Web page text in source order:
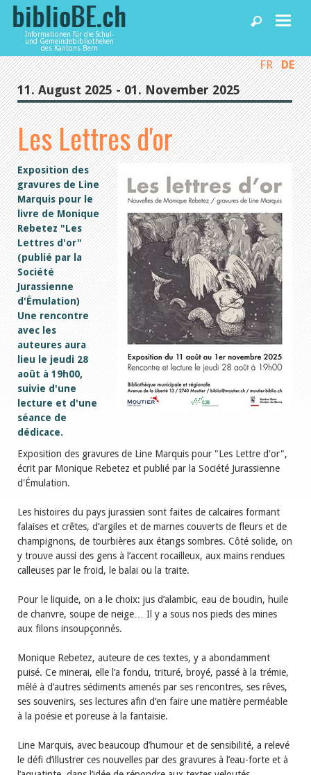
Informationen für die Schul-
und Gemeindebibliotheken
des Kantons Bern
Home
News und Fachbeiträge
Bibliotheken
Agenda
Dienstleistungen
biblioBE nutzen
FR DE
11. August 2025 - 01. November 2025
Les Lettres d'or
Exposition des
gravures de Line
Marquis pour le
livre de Monique
Rebetez "Les
Lettres d'or"
(publié par la
Société
Jurassienne
d'Émulation)
Une rencontre
avec les
auteures aura
lieu le jeudi 28
août à 19h00,
suivie d'une
lecture et d'une
séance de
dédicace.
Exposition des gravures de Line Marquis pour "Les Lettre d'or",
écrit par Monique Rebetez et publié par la Société Jurassienne
d'Émulation.
Les histoires du pays jurassien sont faites de calcaires formant
falaises et crêtes, d’argiles et de marnes couverts de fleurs et de
champignons, de tourbières aux étangs sombres. Côté solide, on
y trouve aussi des gens à l’accent rocailleux, aux mains rendues
calleuses par le froid, le balai ou la traite.
Pour le liquide, on a le choix: jus d’alambic, eau de boudin, huile
de chanvre, soupe de neige… Il y a sous nos pieds des mines
aux filons insoupçonnés.
Monique Rebetez, auteure de ces textes, y a abondamment
puisé. Ce minerai, elle l’a fondu, trituré, broyé, passé à la trémie,
mêlé à d’autres sédiments amenés par ses rencontres, ses rêves,
ses souvenirs, ses lectures afin d’en faire une matière perméable
à la poésie et poreuse à la fantaisie.
Line Marquis, avec beaucoup d’humour et de sensibilité, a relevé
le défi d’illustrer ces nouvelles par des gravures à l’eau-forte et à